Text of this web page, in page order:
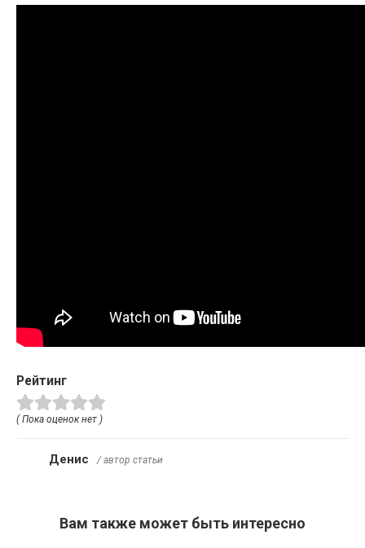
Рейтинг
( Пока оценок нет )
Денис / автор статьи
Вам также может быть интересно